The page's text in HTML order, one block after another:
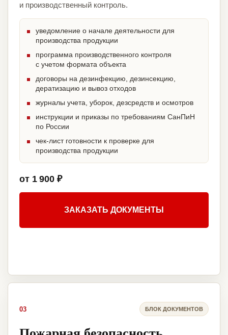
и производственный контроль.
уведомление о начале деятельности для
производства продукции
программа производственного контроля
с учетом формата объекта
договоры на дезинфекцию, дезинсекцию,
дератизацию и вывоз отходов
журналы учета, уборок, дезсредств и осмотров
инструкции и приказы по требованиям СанПиН
по России
чек-лист готовности к проверке для
производства продукции
от 1 900 ₽
ЗАКАЗАТЬ ДОКУМЕНТЫ
03 БЛОК ДОКУМЕНТОВ